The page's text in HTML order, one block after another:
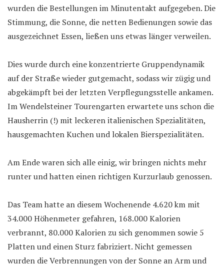
wurden die Bestellungen im Minutentakt aufgegeben. Die
Stimmung, die Sonne, die netten Bedienungen sowie das
ausgezeichnet Essen, ließen uns etwas länger verweilen.
Dies wurde durch eine konzentrierte Gruppendynamik
auf der Straße wieder gutgemacht, sodass wir zügig und
abgekämpft bei der letzten Verpflegungsstelle ankamen.
Im Wendelsteiner Tourengarten erwartete uns schon die
Hausherrin (!) mit leckeren italienischen Spezialitäten,
hausgemachten Kuchen und lokalen Bierspezialitäten.
Am Ende waren sich alle einig, wir bringen nichts mehr
runter und hatten einen richtigen Kurzurlaub genossen.
Das Team hatte an diesem Wochenende 4.620 km mit
34.000 Höhenmeter gefahren, 168.000 Kalorien
verbrannt, 80.000 Kalorien zu sich genommen sowie 5
Platten und einen Sturz fabriziert. Nicht gemessen
wurden die Verbrennungen von der Sonne an Arm und